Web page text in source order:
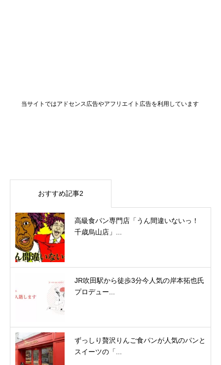
当サイトではアドセンス広告やアフリエイト広告を利用しています
おすすめ記事2
高級食パン専門店「うん間違いないっ！
千歳烏山店」...
JR吹田駅から徒歩3分今人気の岸本拓也氏
プロデュー...
ずっしり贅沢りんご食パンが人気のパンと
スイーツの「...